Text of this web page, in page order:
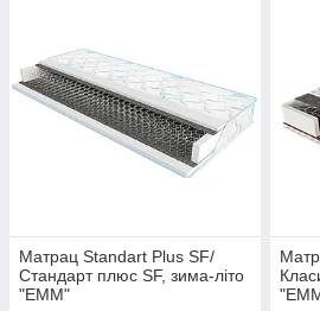
Матрац Standart Plus SF/
Стандарт плюс SF, зима-літо
"EMM"